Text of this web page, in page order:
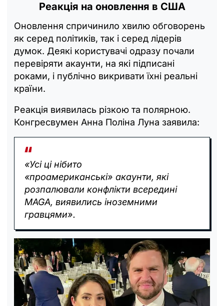
Реакція на оновлення в США
Оновлення спричинило хвилю обговорень
як серед політиків, так і серед лідерів
думок. Деякі користувачі одразу почали
перевіряти акаунти, на які підписані
роками, і публічно викривати їхні реальні
країни.
Реакція виявилась різкою та полярною.
Конгресвумен Анна Поліна Луна заявила:
«Усі ці нібито
«проамериканські» акаунти, які
розпалювали конфлікти всередині
MAGA, виявились іноземними
гравцями».